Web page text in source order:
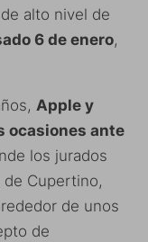
alto nivel de
6 de enero,
Apple y
ocasiones ante
los jurados
de Cupertino,
de unos
de